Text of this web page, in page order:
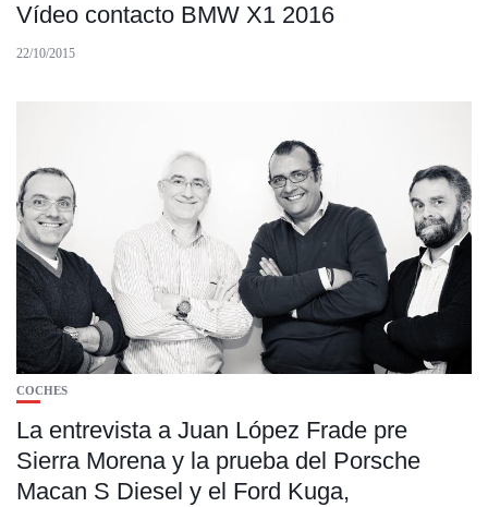
Vídeo contacto BMW X1 2016
22/10/2015
COCHES
La entrevista a Juan López Frade pre
Sierra Morena y la prueba del Porsche
Macan S Diesel y el Ford Kuga,